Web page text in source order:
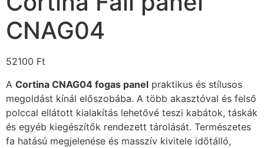
CNAG04
52100 Ft
A Cortina CNAG04 fogas panel praktikus és stílusos
megoldást kínál előszobába. A több akasztóval és felső
polccal ellátott kialakítás lehetővé teszi kabátok, táskák
és egyéb kiegészítők rendezett tárolását. Természetes
fa hatású megjelenése és masszív kivitele időtálló,